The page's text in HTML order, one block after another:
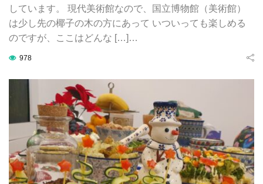
しています。 現代美術館なので、国立博物館（美術館）
は少し先の椰子の木の方にあって いついっても楽しめる
のですが、ここはどんな […]…
978